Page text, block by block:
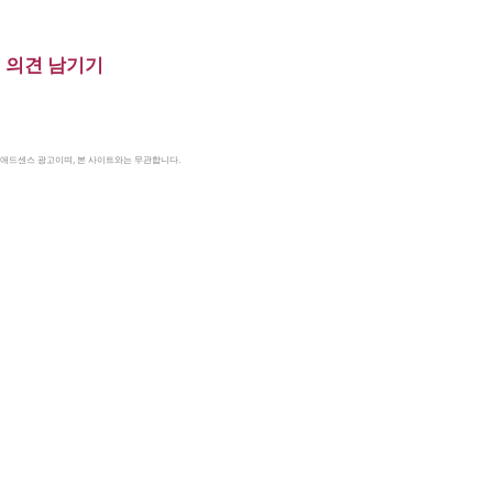
의견 남기기
드센스 광고이며, 본 사이트와는 무관합니다.